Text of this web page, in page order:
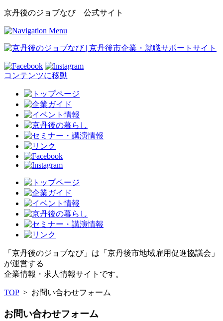
京丹後のジョブなび 公式サイト
コンテンツに移動
「京丹後のジョブなび」は「京丹後市地域雇用促進協議会」
が運営する
企業情報・求人情報サイトです。
TOP> お問い合わせフォーム
お問い合わせフォーム